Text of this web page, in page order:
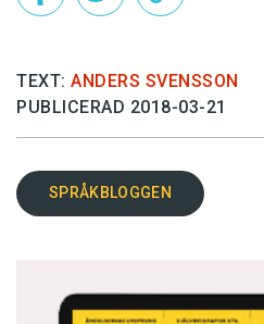
TEXT: ANDERS SVENSSON
PUBLICERAD 2018-03-21
SPRÅKBLOGGEN